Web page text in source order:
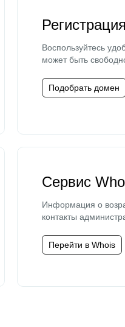
Воспользуйтесь
может быть
Подобрать домен
Сервис
Информация о
контакты
Перейти в Whois